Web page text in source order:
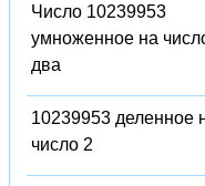
Число 10239953
умноженное на
два
10239953 деленное
число 2